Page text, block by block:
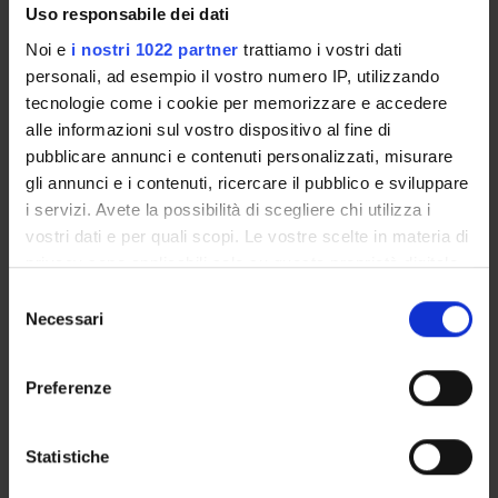
Uso responsabile dei dati
Noi e i nostri 1022 partner trattiamo i vostri dati
personali, ad esempio il vostro numero IP, utilizzando
tecnologie come i cookie per memorizzare e accedere
alle informazioni sul vostro dispositivo al fine di
pubblicare annunci e contenuti personalizzati, misurare
gli annunci e i contenuti, ricercare il pubblico e sviluppare
i servizi. Avete la possibilità di scegliere chi utilizza i
vostri dati e per quali scopi. Le vostre scelte in materia di
privacy sono applicabili solo su questa proprietà digitale
modificare o revocare il proprio consenso in qualsiasi
momento dalla Dichiarazione sui cookie o facendo clic
raccogliere informazioni sulla tua posizione
geografica, con un'approssimazione di qualche
delNecessari
Preferenze
Statistiche
ORGANIZZAZIONE
GOVERNANCE
UFFICI E STRUTTURE DI SERVIZIO
BIBLIOTECHE
CENTRI